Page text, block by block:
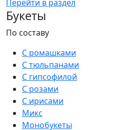
Перейти в раздел
Букеты
По составу
С ромашками
С тюльпанами
С гипсофилой
С розами
С ирисами
Микс
Монобукеты